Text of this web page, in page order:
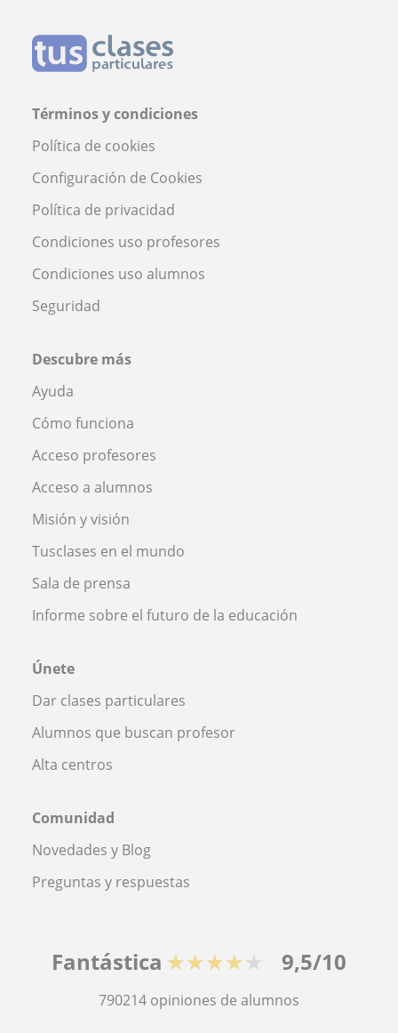
Términos y condiciones
Política de cookies
Configuración de Cookies
Política de privacidad
Condiciones uso profesores
Condiciones uso alumnos
Seguridad
Descubre más
Ayuda
Cómo funciona
Acceso profesores
Acceso a alumnos
Misión y visión
Tusclases en el mundo
Sala de prensa
Informe sobre el futuro de la educación
Únete
Dar clases particulares
Alumnos que buscan profesor
Alta centros
Comunidad
Novedades y Blog
Preguntas y respuestas
Fantástica ★★★★★ 9,5/10
790214 opiniones de alumnos